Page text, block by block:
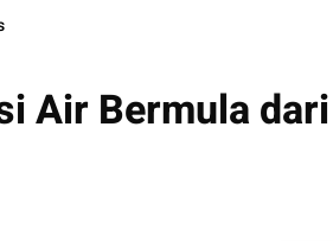
Air Bermula